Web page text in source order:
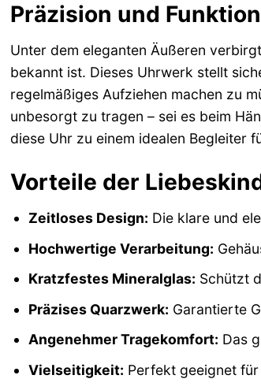
Präzision und
Unter dem eleganten Äußeren
bekannt ist. Dieses Uhrwerk stellt
regelmäßiges Aufziehen machen zu
unbesorgt zu tragen – sei es beim
diese Uhr zu einem idealen Begleiter
Vorteile der
Zeitloses Design: Die klare und
Hochwertige Verarbeitung:
Kratzfestes Mineralglas: Schützt
Präzises Quarzwerk: Garantierte
Angenehmer Tragekomfort: Das
Vielseitigkeit: Perfekt geeignet